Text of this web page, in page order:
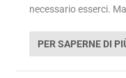
necessario esserci.
PER SAPERNE DI